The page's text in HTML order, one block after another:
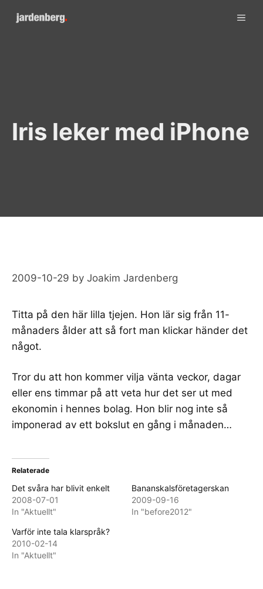
Iris leker med iPhone
2009-10-29 by Joakim Jardenberg
Titta på den här lilla tjejen. Hon lär sig från 11-
månaders ålder att så fort man klickar händer det
något.
Tror du att hon kommer vilja vänta veckor, dagar
eller ens timmar på att veta hur det ser ut med
ekonomin i hennes bolag. Hon blir nog inte så
imponerad av ett bokslut en gång i månaden…
Relaterade
Det svåra har blivit enkelt
2008-07-01
In "Aktuellt"
Bananskalsföretagerskan
2009-09-16
In "before2012"
Varför inte tala klarspråk?
2010-02-14
In "Aktuellt"